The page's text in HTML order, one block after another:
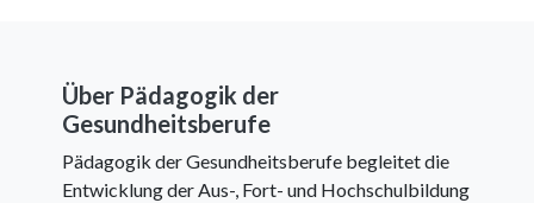
Über Pädagogik der
Gesundheitsberufe
Pädagogik der Gesundheitsberufe begleitet die
Entwicklung der Aus-, Fort- und Hochschulbildung